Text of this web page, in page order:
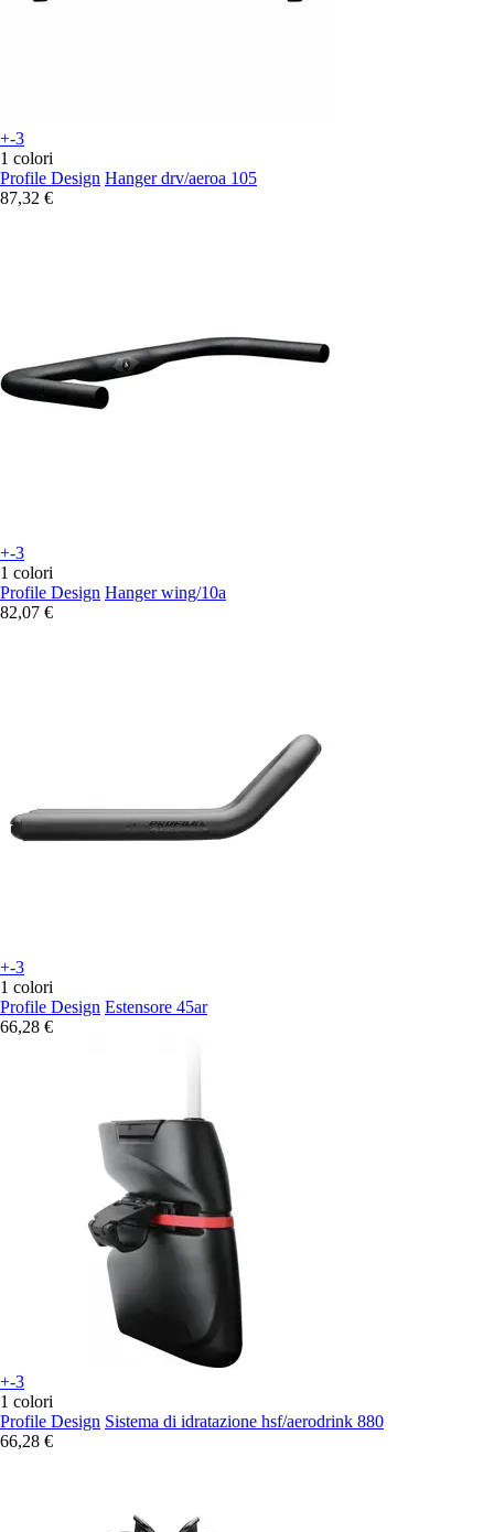
+-3
1 colori
Profile Design Hanger drv/aeroa 105
87,32 €
+-3
1 colori
Profile Design Hanger wing/10a
82,07 €
+-3
1 colori
Profile Design Estensore 45ar
66,28 €
+-3
1 colori
Profile Design Sistema di idratazione hsf/aerodrink 880
66,28 €